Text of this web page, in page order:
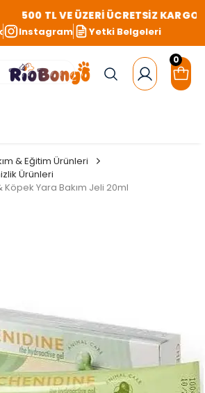
500 TL VE ÜZERİ ÜCRETSİZ KARGO
Instagram Yetki Belgeleri
0
& Eğitim Ürünleri
Ürünleri
Yara Bakım Jeli 20ml